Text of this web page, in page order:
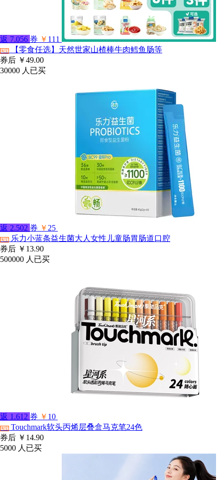
返 7.056 券 ￥ 111
淘宝
【零食任选】天然世家山楂棒牛肉鳕鱼肠等
券后 ￥49.00
30000 人已买
返 2.502 券 ￥ 25
淘宝
乐力小蓝条益生菌大人女性儿童肠胃肠道口腔
券后 ￥13.90
500000 人已买
返 1.612 券 ￥ 10
淘宝 Touchmark软头丙烯层叠盒马克笔24色
券后 ￥14.90
5000 人已买